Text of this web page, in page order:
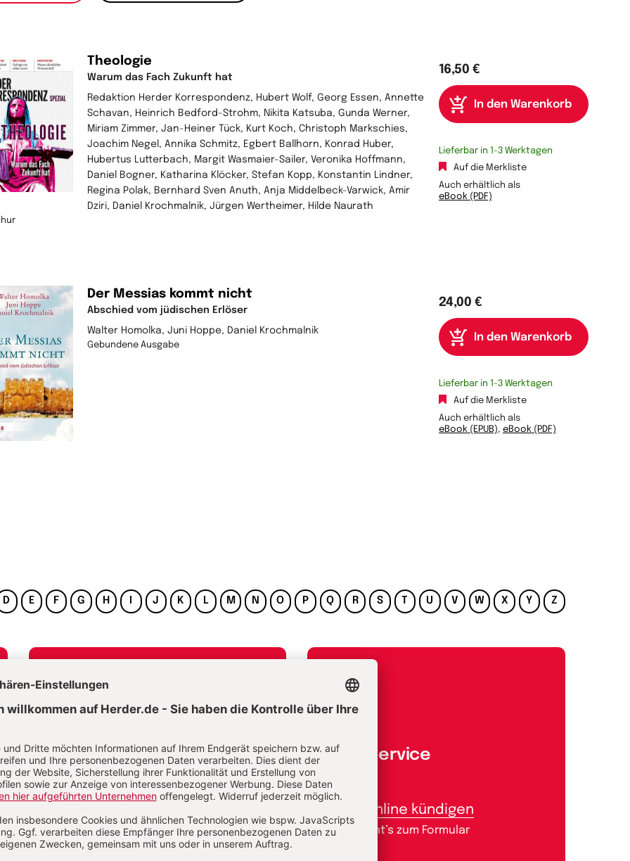
Theologie
Warum das Fach Zukunft hat
Redaktion Herder Korrespondenz, Hubert Wolf, Georg Essen, Annette
Schavan, Heinrich Bedford-Strohm, Nikita Katsuba, Gunda Werner,
Miriam Zimmer, Jan-Heiner Tück, Kurt Koch, Christoph Markschies,
Joachim Negel, Annika Schmitz, Egbert Ballhorn, Konrad Huber,
Hubertus Lutterbach, Margit Wasmaier-Sailer, Veronika Hoffmann,
Daniel Bogner, Katharina Klöcker, Stefan Kopp, Konstantin Lindner,
Regina Polak, Bernhard Sven Anuth, Anja Middelbeck-Varwick, Amir
Dziri, Daniel Krochmalnik, Jürgen Wertheimer, Hilde Naurath
16,50 €
Lieferbar in 1-3 Werktagen
Auf die Merkliste
Auch erhältlich als
eBook (PDF)
Der Messias kommt nicht
Abschied vom jüdischen Erlöser
Walter Homolka, Juni Hoppe, Daniel Krochmalnik
Gebundene Ausgabe
24,00 €
Lieferbar in 1-3 Werktagen
Auf die Merkliste
Auch erhältlich als
eBook (EPUB), eBook (PDF)
D E F G H I J K L M N O P Q R S T U V W X Y Z
E-Mail und
Onlineservice
Wir freuen uns über Ihre Nachricht.
Aboservice
Abo online kündigen
Hier geht’s zum Formular